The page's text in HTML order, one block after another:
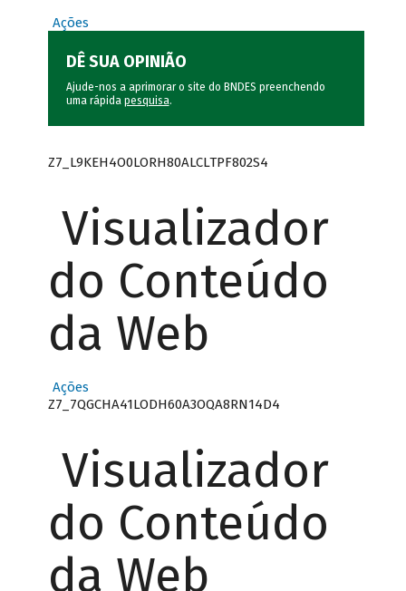
Ações
DÊ SUA OPINIÃO
Ajude-nos a aprimorar o site do BNDES preenchendo
uma rápida pesquisa.
Z7_L9KEH4O0LORH80ALCLTPF802S4
Visualizador
do Conteúdo
da Web
Ações
Z7_7QGCHA41LODH60A3OQA8RN14D4
Visualizador
do Conteúdo
da Web